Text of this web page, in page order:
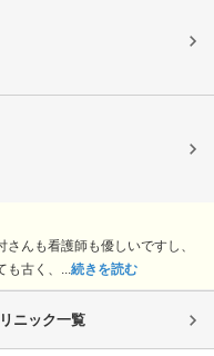
んも看護師も優しいですし、
も古く、...続きを読む
ニック一覧